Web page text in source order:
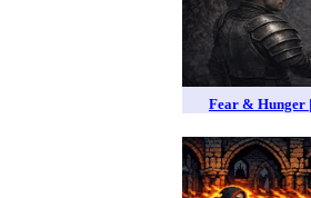
Fear & Hunger